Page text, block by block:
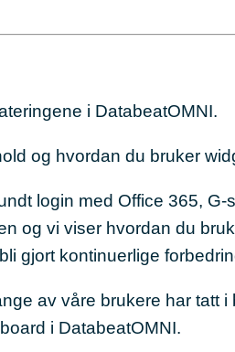
i DatabeatOMNI.
og hvordan du bruker
login med Office 365,
og vi viser hvordan du
gjort kontinuerlige
av våre brukere har tatt
i DatabeatOMNI.